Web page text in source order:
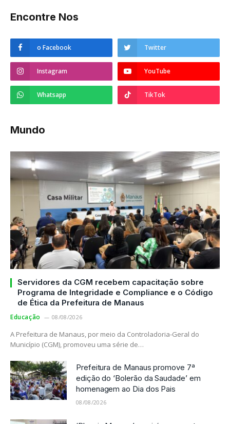
Encontre Nos
o Facebook Twitter
Instagram YouTube
Whatsapp TikTok
Mundo
Servidores da CGM recebem capacitação sobre
Programa de Integridade e Compliance e o Código
de Ética da Prefeitura de Manaus
Educação 08/08/2026
A Prefeitura de Manaus, por meio da Controladoria-Geral do
Município (CGM), promoveu uma série de…
Prefeitura de Manaus promove 7ª
edição do ‘Bolerão da Saudade’ em
homenagem ao Dia dos Pais
08/08/2026